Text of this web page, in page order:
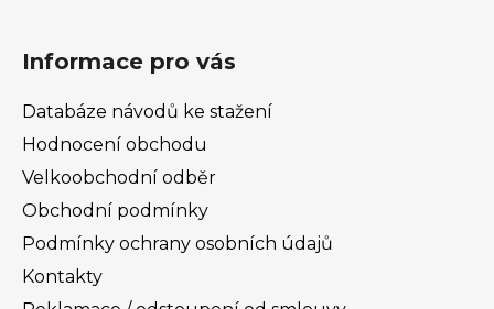
Informace pro vás
Databáze návodů ke stažení
Hodnocení obchodu
Velkoobchodní odběr
Obchodní podmínky
Podmínky ochrany osobních údajů
Kontakty